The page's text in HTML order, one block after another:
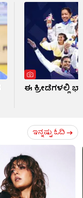
ಈ ಕ್ರೀಡೆಗಳಲ್ಲಿ
ಇನ್ನಷ್ಟು ಓದಿ